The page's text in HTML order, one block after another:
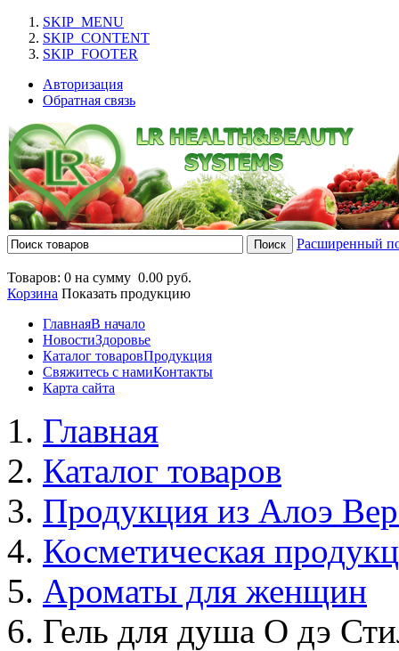
SKIP_MENU
SKIP_CONTENT
SKIP_FOOTER
Авторизация
Обратная связь
Расширенный
Товаров: 0 на сумму 0.00 руб.
Корзина Показать продукцию
ГлавнаяВ начало
НовостиЗдоровье
Каталог товаровПродукция
Свяжитесь с намиКонтакты
Карта сайта
Главная
Каталог товаров
Продукция из Алоэ
Косметическая
Ароматы для женщин
Гель для душа О дэ